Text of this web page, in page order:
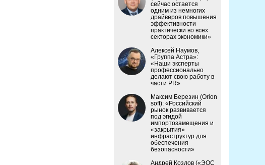
сейчас остается
одним из немногих
драйверов повышения
эффективности
практически во всех
секторах экономики»
Алексей Наумов,
«Группа Астра»:
«Наши эксперты
профессионально
делают свою работу в
части PR»
Максим Березин (Orion
soft): «Российский
рынок развивается
под эгидой
импортозамещения и
«закрытия»
инфраструктур для
обеспечения
безопасности»
Андрей Козлов («ЭОС